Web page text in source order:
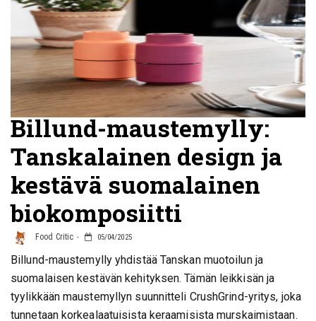
Billund-maustemylly:
Tanskalainen design ja
kestävä suomalainen
biokomposiitti
Food Critic 05/04/2025
Billund-maustemylly yhdistää Tanskan muotoilun ja
suomalaisen kestävän kehityksen. Tämän leikkisän ja
tyylikkään maustemyllyn suunnitteli CrushGrind-yritys, joka
tunnetaan korkealaatuisista keraamisista murskaimistaan.